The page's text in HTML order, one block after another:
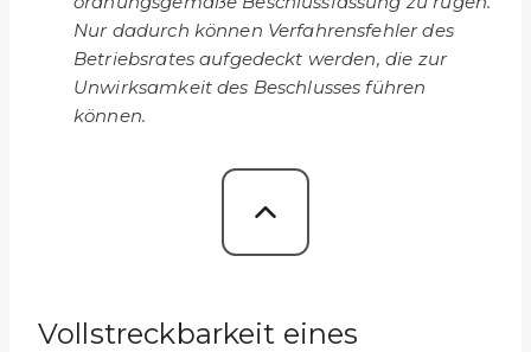
Nur dadurch können Verfahrensfehler des
Betriebsrates aufgedeckt werden, die zur
Unwirksamkeit des Beschlusses führen
können.
Vollstreckbarkeit eines